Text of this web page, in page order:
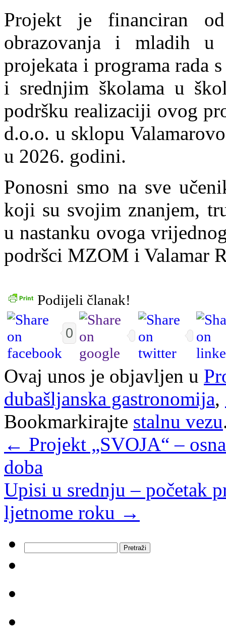
Projekt je financiran
obrazovanja i mladih u
projekata i programa rada
i srednjim školama u
podršku realizaciji ovog
d.o.o. u sklopu
u 2026. godini.
Ponosni smo na sve
koji su svojim znanjem,
u nastanku ovoga
podršci MZOM i Valamar
Podijeli članak!
0
Ovaj unos je objavljen u
dubašljanska gastronomija,
Bookmarkirajte stalnu vezu
← Projekt „SVOJA“ –
doba
Upisi u srednju – početak
ljetnome roku →